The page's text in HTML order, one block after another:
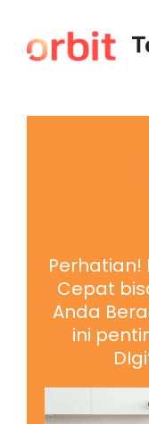
Cepat
Anda
ini